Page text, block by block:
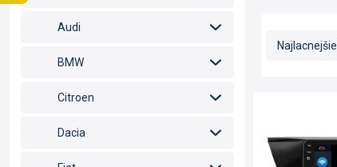
Audi
BMW
Citroen
Dacia e
p
Najlacnejšie
p